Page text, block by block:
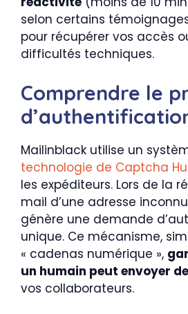
selon certains
pour récupérer vos accès
difficultés techniques.
Comprendre le
Mailinblack utilise un
technologie de Captcha
les expéditeurs. Lors de la
mail d’une adresse
génère une demande
unique. Ce mécanisme,
« cadenas numérique »,
un humain peut envoyer
vos collaborateurs.